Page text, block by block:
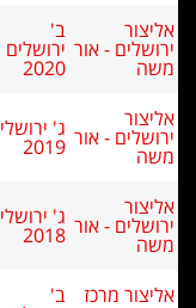
- אור
ב'
ירושלים אליצור
ירושלים
- אור ג' ירושלים
2019
אליצור
ירושלים
- אור ג' ירושלים
2018
אליצור
ירושלים
מרכז ב'